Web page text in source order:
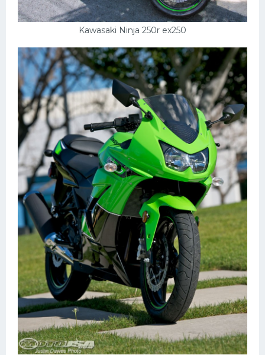
Kawasaki Ninja 250r ex250